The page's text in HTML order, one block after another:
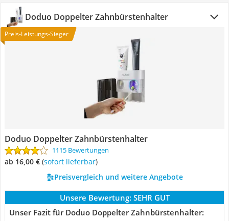
Doduo Doppelter Zahnbürstenhalter
Preis-Leistungs-Sieger
Doduo Doppelter Zahnbürstenhalter
1115 Bewertungen
ab 16,00 € ( Sofort lieferbar)
Preisvergleich und weitere Angebote
Unsere Bewertung: SEHR GUT
Unser Fazit für Doduo Doppelter Zahnbürstenhalter: